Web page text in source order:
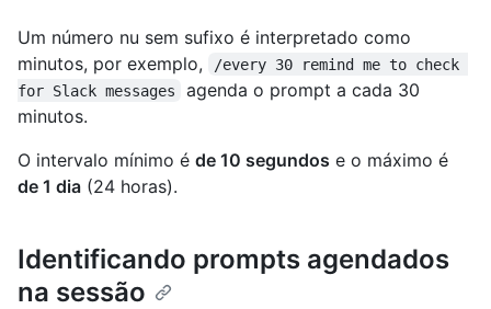
Um número nu sem sufixo é interpretado como
minutos, por exemplo,
/every 30 remind me to check
for Slack messages
agenda o prompt a cada 30
minutos.
O intervalo mínimo é de 10 segundos e o máximo é
de 1 dia (24 horas).
Identificando prompts agendados
na sessão